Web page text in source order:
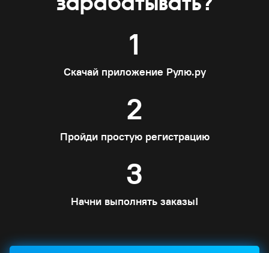
1
Скачай приложение Рулю.ру
2
Пройди простую регистрацию
3
Начни выполнять заказы!